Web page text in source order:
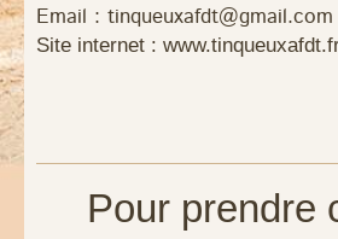
Email : tinqueuxafdt@gmail.com
Site internet :
Pour prendre